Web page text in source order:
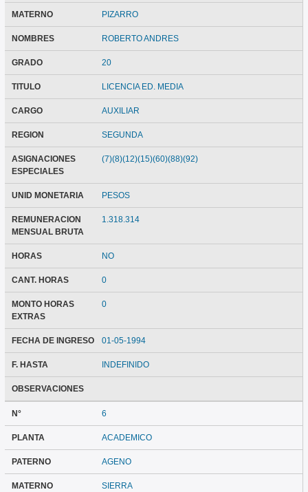
MATERNO PIZARRO
NOMBRES ROBERTO ANDRES
GRADO 20
TITULO LICENCIA ED. MEDIA
CARGO AUXILIAR
REGION SEGUNDA
ASIGNACIONES
ESPECIALES
(7)(8)(12)(15)(60)(88)(92)
UNID MONETARIA PESOS
REMUNERACION
MENSUAL BRUTA
1.318.314
HORAS NO
CANT. HORAS 0
MONTO HORAS
EXTRAS
0
FECHA DE INGRESO 01-05-1994
F. HASTA INDEFINIDO
OBSERVACIONES
N° 6
PLANTA ACADEMICO
PATERNO AGENO
MATERNO SIERRA